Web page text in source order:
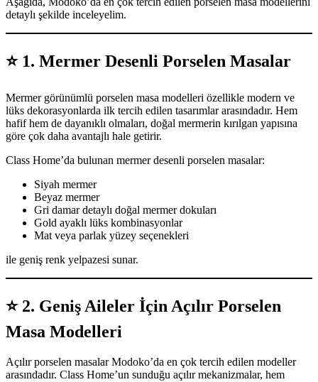
detaylı şekilde inceleyelim.
⭐ 1. Mermer Desenli Porselen Masalar
Mermer görünümlü porselen masa modelleri özellikle modern ve
lüks dekorasyonlarda ilk tercih edilen tasarımlar arasındadır. Hem
hafif hem de dayanıklı olmaları, doğal mermerin kırılgan yapısına
göre çok daha avantajlı hale getirir.
Class Home’da bulunan mermer desenli porselen masalar:
Siyah mermer
Beyaz mermer
Gri damar detaylı doğal mermer dokuları
Gold ayaklı lüks kombinasyonlar
Mat veya parlak yüzey seçenekleri
ile geniş renk yelpazesi sunar.
⭐ 2. Geniş Aileler İçin Açılır Porselen
Masa Modelleri
Açılır porselen masalar Modoko’da en çok tercih edilen modeller
arasındadır. Class Home’un sunduğu açılır mekanizmalar, hem